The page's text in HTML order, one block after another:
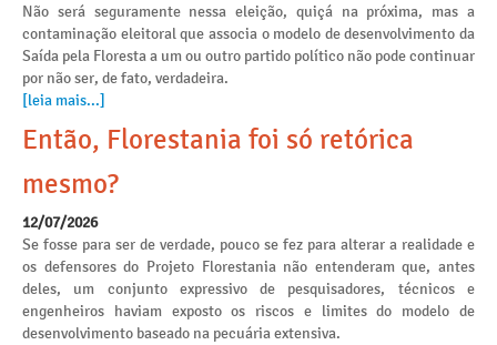
Não será seguramente nessa eleição, quiçá na próxima, mas a
contaminação eleitoral que associa o modelo de desenvolvimento da
Saída pela Floresta a um ou outro partido político não pode continuar
por não ser, de fato, verdadeira.
[leia mais...]
Então, Florestania foi só retórica
mesmo?
12/07/2026
Se fosse para ser de verdade, pouco se fez para alterar a realidade e
os defensores do Projeto Florestania não entenderam que, antes
deles, um conjunto expressivo de pesquisadores, técnicos e
engenheiros haviam exposto os riscos e limites do modelo de
desenvolvimento baseado na pecuária extensiva.